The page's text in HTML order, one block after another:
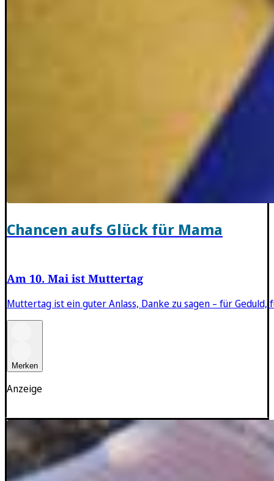
Anzeige
Chancen aufs Glück für Mama
Am 10. Mai ist Muttertag
Muttertag ist ein guter Anlass, Danke zu sagen – für
Merken